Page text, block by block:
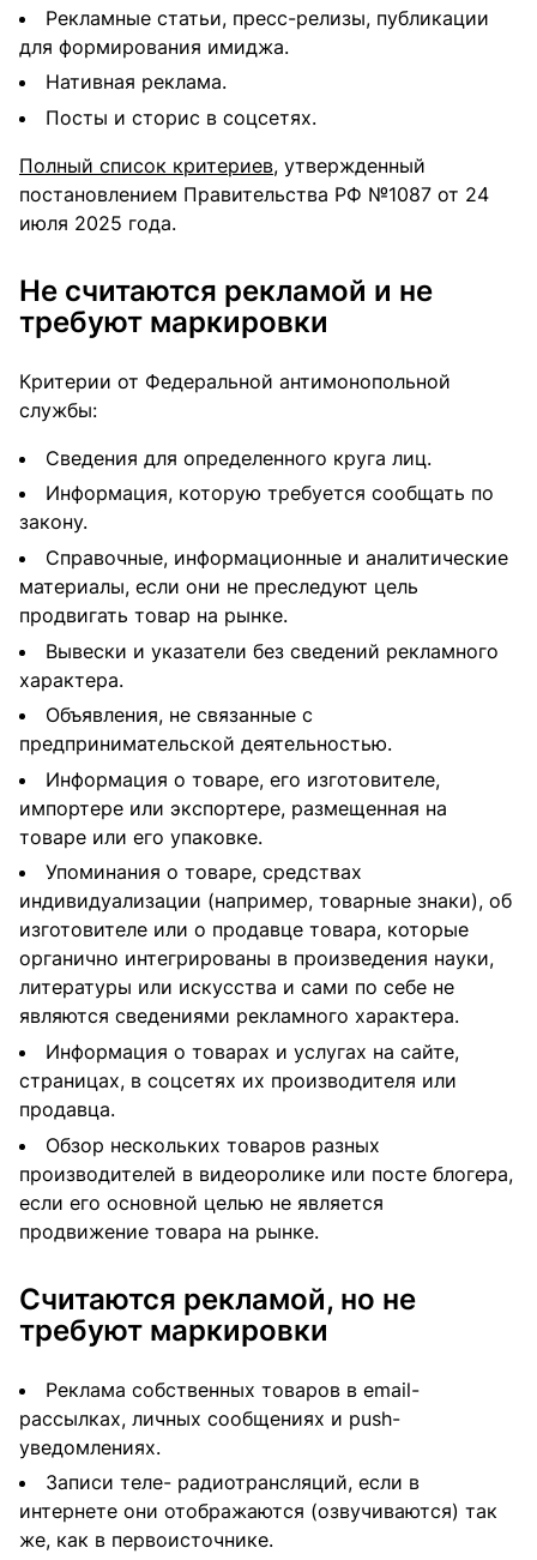
Рекламные статьи, пресс-релизы, публикации
для формирования имиджа.
Нативная реклама.
Посты и сторис в соцсетях.
Полный список критериев, утвержденный
постановлением Правительства РФ №1087 от 24
июля 2025 года.
Не считаются рекламой и не
требуют маркировки
Критерии от Федеральной антимонопольной
службы:
Сведения для определенного круга лиц.
Информация, которую требуется сообщать по
закону.
Справочные, информационные и аналитические
материалы, если они не преследуют цель
продвигать товар на рынке.
Вывески и указатели без сведений рекламного
характера.
Объявления, не связанные с
предпринимательской деятельностью.
Информация о товаре, его изготовителе,
импортере или экспортере, размещенная на
товаре или его упаковке.
Упоминания о товаре, средствах
индивидуализации (например, товарные знаки), об
изготовителе или о продавце товара, которые
органично интегрированы в произведения науки,
литературы или искусства и сами по себе не
являются сведениями рекламного характера.
Информация о товарах и услугах на сайте,
страницах, в соцсетях их производителя или
продавца.
Обзор нескольких товаров разных
производителей в видеоролике или посте блогера,
если его основной целью не является
продвижение товара на рынке.
Считаются рекламой, но не
требуют маркировки
Реклама собственных товаров в email-
рассылках, личных сообщениях и push-
уведомлениях.
Записи теле- радиотрансляций, если в
интернете они отображаются (озвучиваются) так
же, как в первоисточнике.